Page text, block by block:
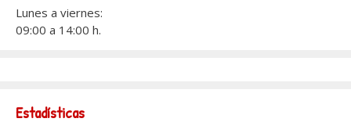
Lunes a viernes:
09:00 a 14:00 h.
Estadísticas